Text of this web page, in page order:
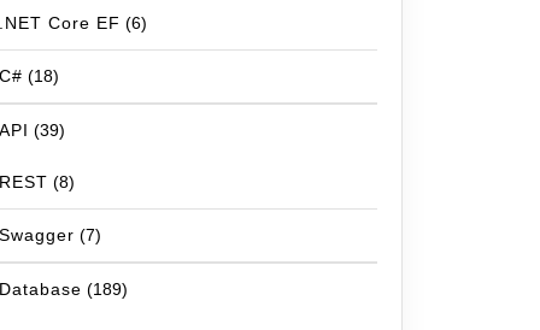
.NET Core EF (6)
C# (18)
API (39)
REST (8)
Swagger (7)
Database (189)